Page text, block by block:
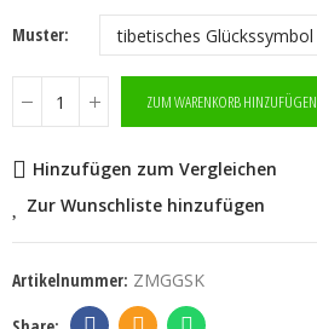
Muster
ZUM WARENKORB HINZUFÜGEN
Hinzufügen zum Vergleichen
Zur Wunschliste hinzufügen
Artikelnummer: ZMGGSK